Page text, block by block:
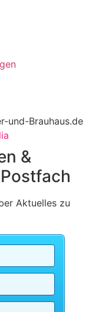
und-Brauhaus.de
&
Aktuelles zu